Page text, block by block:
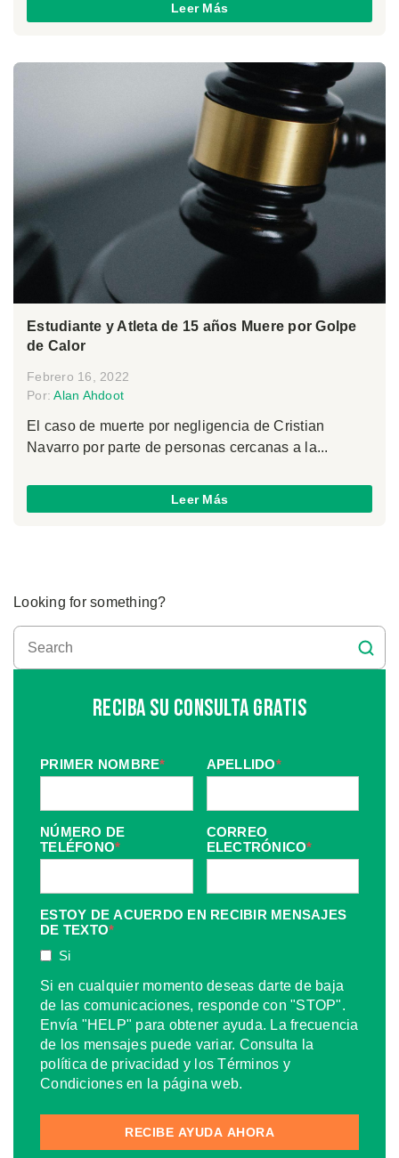
Leer Más
Estudiante y Atleta de 15 años Muere por Golpe
de Calor
Febrero 16, 2022
Por:Alan Ahdoot
El caso de muerte por negligencia de Cristian
Navarro por parte de personas cercanas a la...
Leer Más
Looking for something?
Reciba Su Consulta Gratis
PRIMER NOMBRE* APELLIDO*
NÚMERO DE
TELÉFONO*
CORREO
ELECTRÓNICO*
ESTOY DE ACUERDO EN RECIBIR MENSAJES
DE TEXTO*
Si
Si en cualquier momento deseas darte de baja
de las comunicaciones, responde con "STOP".
Envía "HELP" para obtener ayuda. La frecuencia
de los mensajes puede variar. Consulta la
política de privacidad y los Términos y
Condiciones en la página web.